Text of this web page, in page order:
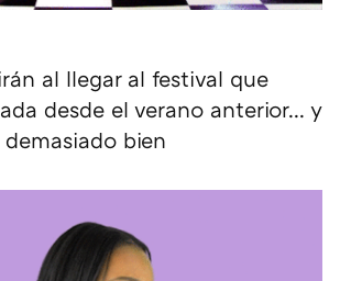
al llegar al festival que
desde el verano anterior... y
bien